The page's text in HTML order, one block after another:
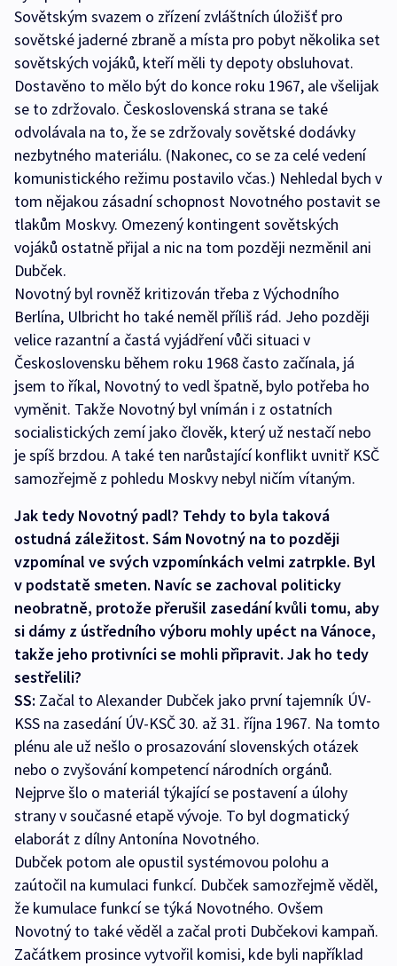
Sovětským svazem o zřízení zvláštních úložišť pro
sovětské jaderné zbraně a místa pro pobyt několika set
sovětských vojáků, kteří měli ty depoty obsluhovat.
Dostavěno to mělo být do konce roku 1967, ale všelijak
se to zdržovalo. Československá strana se také
odvolávala na to, že se zdržovaly sovětské dodávky
nezbytného materiálu. (Nakonec, co se za celé vedení
komunistického režimu postavilo včas.) Nehledal bych v
tom nějakou zásadní schopnost Novotného postavit se
tlakům Moskvy. Omezený kontingent sovětských
vojáků ostatně přijal a nic na tom později nezměnil ani
Dubček.
Novotný byl rovněž kritizován třeba z Východního
Berlína, Ulbricht ho také neměl příliš rád. Jeho později
velice razantní a častá vyjádření vůči situaci v
Československu během roku 1968 často začínala, já
jsem to říkal, Novotný to vedl špatně, bylo potřeba ho
vyměnit. Takže Novotný byl vnímán i z ostatních
socialistických zemí jako člověk, který už nestačí nebo
je spíš brzdou. A také ten narůstající konflikt uvnitř KSČ
samozřejmě z pohledu Moskvy nebyl ničím vítaným.
Jak tedy Novotný padl? Tehdy to byla taková
ostudná záležitost. Sám Novotný na to později
vzpomínal ve svých vzpomínkách velmi zatrpkle. Byl
v podstatě smeten. Navíc se zachoval politicky
neobratně, protože přerušil zasedání kvůli tomu, aby
si dámy z ústředního výboru mohly upéct na Vánoce,
takže jeho protivníci se mohli připravit. Jak ho tedy
sestřelili?
SS: Začal to Alexander Dubček jako první tajemník ÚV-
KSS na zasedání ÚV-KSČ 30. až 31. října 1967. Na tomto
plénu ale už nešlo o prosazování slovenských otázek
nebo o zvyšování kompetencí národních orgánů.
Nejprve šlo o materiál týkající se postavení a úlohy
strany v současné etapě vývoje. To byl dogmatický
elaborát z dílny Antonína Novotného.
Dubček potom ale opustil systémovou polohu a
zaútočil na kumulaci funkcí. Dubček samozřejmě věděl,
že kumulace funkcí se týká Novotného. Ovšem
Novotný to také věděl a začal proti Dubčekovi kampaň.
Začátkem prosince vytvořil komisi, kde byli například